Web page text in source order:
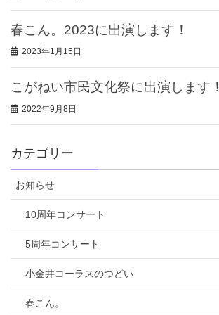
春こん。2023に出演します！
2023年1月15日
こがねい市民文化祭に出演します！
2022年9月8日
カテゴリー
お知らせ
10周年コンサート
5周年コンサート
小金井コーラスのつどい
春こん。